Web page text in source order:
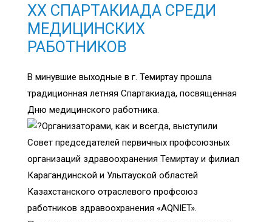
XX СПАРТАКИАДА СРЕДИ
МЕДИЦИНСКИХ
РАБОТНИКОВ
В минувшие выходные в г. Темиртау прошла
традиционная летняя Спартакиада, посвященная
Дню медицинского работника.
Организаторами, как и всегда, выступили
Совет председателей первичных профсоюзных
организаций здравоохранения Темиртау и филиал
Карагандинской и Улытауской областей
Казахстанского отраслевого профсоюз
работников здравоохранения «AQNIET».